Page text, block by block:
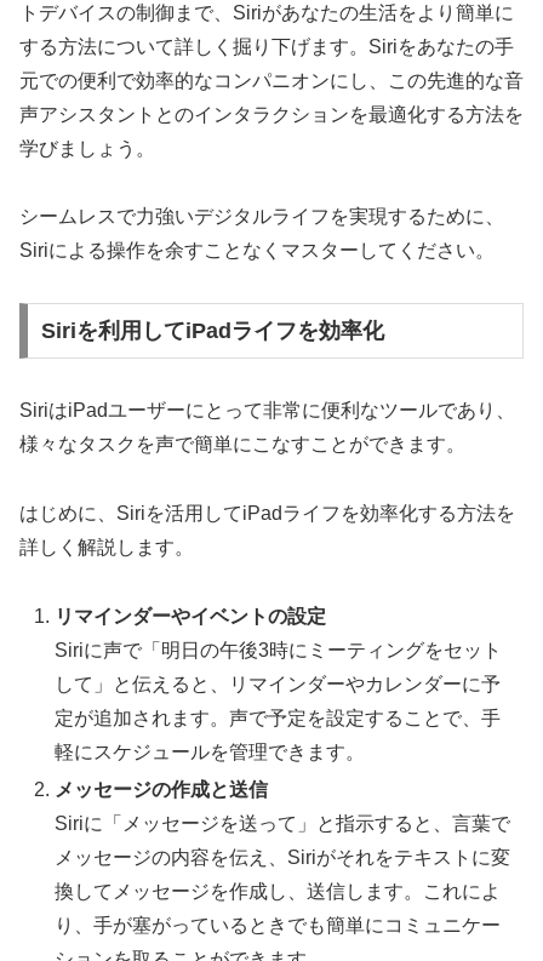
トデバイスの制御まで、Siriがあなたの生活をより簡単に
する方法について詳しく掘り下げます。Siriをあなたの手
元での便利で効率的なコンパニオンにし、この先進的な音
声アシスタントとのインタラクションを最適化する方法を
学びましょう。
シームレスで力強いデジタルライフを実現するために、
Siriによる操作を余すことなくマスターしてください。
Siriを利用してiPadライフを効率化
SiriはiPadユーザーにとって非常に便利なツールであり、
様々なタスクを声で簡単にこなすことができます。
はじめに、Siriを活用してiPadライフを効率化する方法を
詳しく解説します。
リマインダーやイベントの設定
Siriに声で「明日の午後3時にミーティングをセット
して」と伝えると、リマインダーやカレンダーに予
定が追加されます。声で予定を設定することで、手
軽にスケジュールを管理できます。
メッセージの作成と送信
Siriに「メッセージを送って」と指示すると、言葉で
メッセージの内容を伝え、Siriがそれをテキストに変
換してメッセージを作成し、送信します。これによ
り、手が塞がっているときでも簡単にコミュニケー